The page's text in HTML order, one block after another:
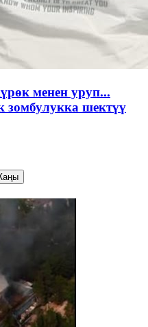
менен уруп...
зомбулукка шектүү